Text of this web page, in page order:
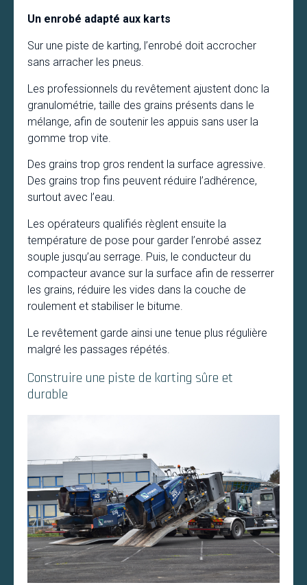
Un enrobé adapté aux karts
Sur une piste de karting, l’enrobé doit accrocher
sans arracher les pneus.
Les professionnels du revêtement ajustent donc la
granulométrie, taille des grains présents dans le
mélange, afin de soutenir les appuis sans user la
gomme trop vite.
Des grains trop gros rendent la surface agressive.
Des grains trop fins peuvent réduire l’adhérence,
surtout avec l’eau.
Les opérateurs qualifiés règlent ensuite la
température de pose pour garder l’enrobé assez
souple jusqu’au serrage. Puis, le conducteur du
compacteur avance sur la surface afin de resserrer
les grains, réduire les vides dans la couche de
roulement et stabiliser le bitume.
Le revêtement garde ainsi une tenue plus régulière
malgré les passages répétés.
Construire une piste de karting sûre et
durable